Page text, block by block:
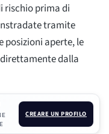
rischio prima di
tramite
posizioni aperte, le
dalla
CREARE UN PROFILO